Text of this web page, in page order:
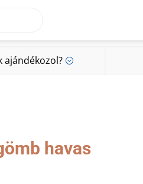
ajándékozol? ;
havas